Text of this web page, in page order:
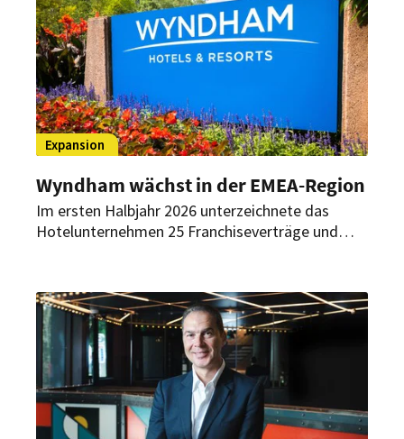
geplant.
Expansion
Wyndham wächst in der EMEA-Region
Im ersten Halbjahr 2026 unterzeichnete das
Hotelunternehmen 25 Franchiseverträge und
sowie im „Branded Residences“-Segment.